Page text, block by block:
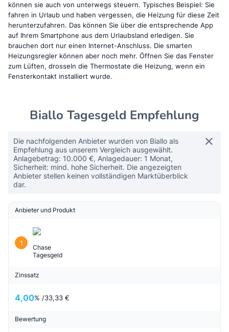
können sie auch von unterwegs steuern. Typisches Beispiel: Sie
fahren in Urlaub und haben vergessen, die Heizung für diese Zeit
herunterzufahren. Das können Sie über die entsprechende App
auf Ihrem Smartphone aus dem Urlaubsland erledigen. Sie
brauchen dort nur einen Internet-Anschluss. Die smarten
Heizungsregler können aber noch mehr. Öffnen Sie das Fenster
zum Lüften, drosseln die Thermostate die Heizung, wenn ein
Fensterkontakt installiert wurde.
Biallo Tagesgeld Empfehlung
Die nachfolgenden Anbieter wurden von Biallo als
Empfehlung aus unserem Vergleich ausgewählt.
Anlagebetrag: 10.000 €, Anlagedauer: 1 Monat,
Sicherheit: mind. hohe Sicherheit. Die angezeigten
Anbieter stellen keinen vollständigen Marktüberblick
dar.
Anbieter und Produkt
1
Chase
Tagesgeld
Zinssatz
4,00% /33,33 €
Bewertung